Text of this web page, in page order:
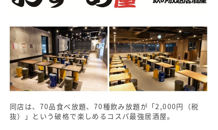
同店は、70品食べ放題、70種飲み放題が「2,000円（税
抜）」という破格で楽しめるコスパ最強居酒屋。